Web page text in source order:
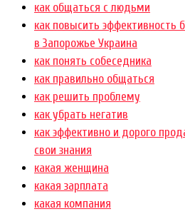
как общаться с людьми
как повысить эффективность
в Запорожье Украина
как понять собеседника
как правильно общаться
как решить проблему
как убрать негатив
как эффективно и дорого
свои знания
какая женщина
какая зарплата
какая компания